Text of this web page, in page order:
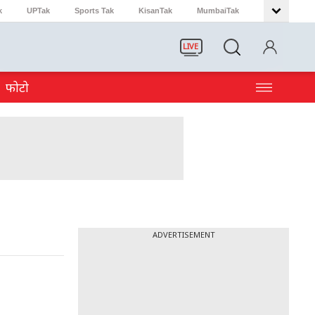
UPTak Sports Tak KisanTak MumbaiTak
LIVE
फोटो
ADVERTISEMENT